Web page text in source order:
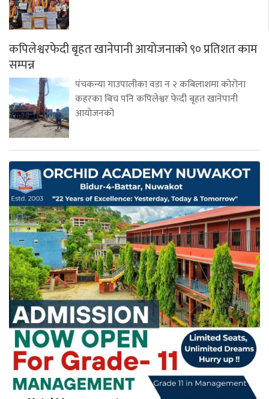
कपिलेश्वरफेदी बृहत खानेपानी आयोजनाको ९० प्रतिशत काम
सम्पन्न
पंचकन्या गाउपालीका वडा न २ कबिलाशमा कोरोना
कहरका बिच पनि कपिलेश्वर फेदी बृहत खानेपानी
आयोजनको